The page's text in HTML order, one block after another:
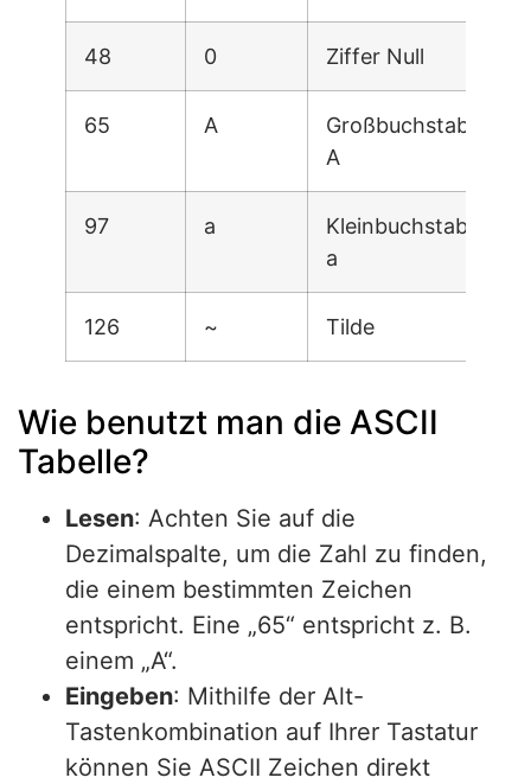
48 0 Ziffer Null
65 A
Großbuchstabe
A
97 a
Kleinbuchstabe
a
126 ~ Tilde
Wie benutzt man die ASCII
Tabelle?
Lesen: Achten Sie auf die
Dezimalspalte, um die Zahl zu finden,
die einem bestimmten Zeichen
entspricht. Eine „65“ entspricht z. B.
einem „A“.
Eingeben: Mithilfe der Alt-
Tastenkombination auf Ihrer Tastatur
können Sie ASCII Zeichen direkt